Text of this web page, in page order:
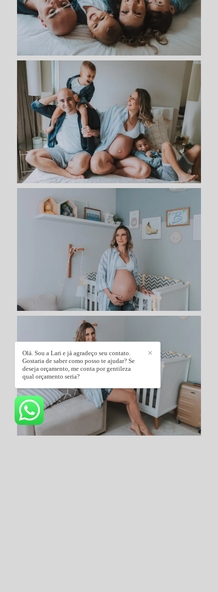
✕
Olá. Sou a Lari e já agradeço seu contato.
Gostaria de saber como posso te ajudar? Se
deseja orçamento, me conta por gentileza
qual orçamento seria?